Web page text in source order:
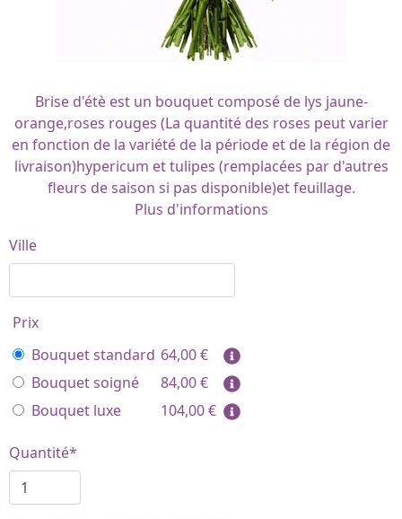
Brise d'étè est un bouquet composé de lys jaune-
orange,roses rouges (La quantité des roses peut varier
en fonction de la variété de la période et de la région de
livraison)hypericum et tulipes (remplacées par d'autres
fleurs de saison si pas disponible)et feuillage.
Plus d'informations
Ville
Prix
Bouquet standard 64,00€
Bouquet soigné
84,00€
Bouquet luxe
104,00€
Quantité*